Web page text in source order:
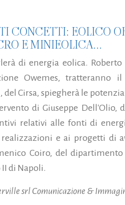
CONCETTI: EOLICO
E MINIEOLICA...
di energia eolica. Roberto
Owemes, tratteranno
Cirsa, spiegherà le
di Giuseppe Dell'Olio,
relativi alle fonti di
realizzazioni e ai progetti di
Coiro, del
di Napoli.
srl Comunicazione &